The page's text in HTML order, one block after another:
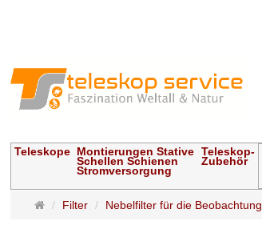
Teleskope Montierungen Stative
Schellen Schienen
Stromversorgung
Teleskop-
Zubehör
Startseite
Filter Nebelfilter für die Beobachtung